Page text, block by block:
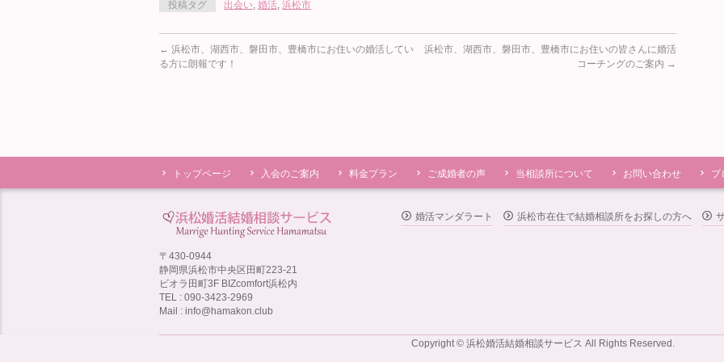
投稿タグ 出会い, 婚活, 浜松市
← 浜松市、湖西市、磐田市、豊橋市にお住いの婚活してい
る方に朗報です！
浜松市、湖西市、磐田市、豊橋市にお住いの皆さんに婚活
コーチングのご案内 →
トップページ 入会のご案内 料金プラン ご成婚者の声 当相談所について お問い合わせ ブ
〒430-0944
静岡県浜松市中央区田町223-21
ビオラ田町3F BIZcomfort浜松内
TEL : 090-3423-2969
Mail : info@hamakon.club
婚活マンダラート 浜松市在住で結婚相談所をお探しの方へ
Copyright © 浜松婚活結婚相談サービス All Rights Reserved.